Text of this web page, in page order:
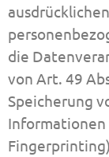
die
von Art. 49
Speicherung
Informationen